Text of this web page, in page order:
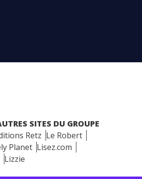
SITES DU GROUPE
Retz Le Robert
Planet Lisez.com
Lizzie